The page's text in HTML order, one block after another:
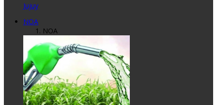
Jujuy
NOA
NOA